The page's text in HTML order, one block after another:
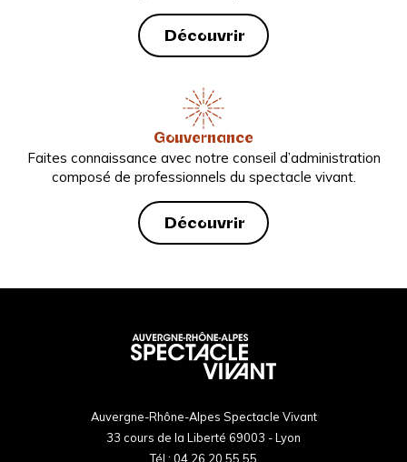
Découvrir
Gouvernance
Faites connaissance avec notre conseil d’administration
composé de professionnels du spectacle vivant.
Découvrir
Auvergne-Rhône-Alpes Spectacle Vivant
33 cours de la Liberté 69003 - Lyon
Tél : 04 26 20 55 55